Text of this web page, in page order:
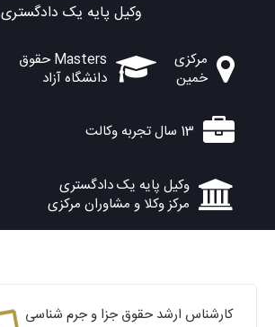
وکیل پایه یک دادگستری
مرکزی
خمین
Masters حقوق
دانشگاه آزاد
13 سال تجربه وکالت
وکیل پایه یک دادگستری
مرکز وکلا و مشاوران مرکزی
کارشناس ارشد حقوق جزا و جرم شناسی